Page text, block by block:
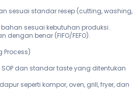
sesuai standar resep (cutting, washing,
sesuai kebutuhan produksi.
benar (FIFO/FEFO).
Process)
dan standar taste yang ditentukan
seperti kompor, oven, grill, fryer, dan